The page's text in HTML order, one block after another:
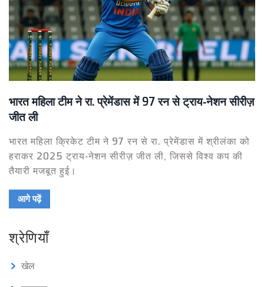
भारत महिला टीम ने रा. प्रेमेंडास में 97 रन से ट्राय‑नेशन सीरीज़
जीत ली
भारत महिला क्रिकेट टीम ने 97 रन से रा. प्रेमेंडास में श्रीलंका को
हराकर 2025 ट्राय‑नेशन सीरीज़ जीत ली, जिससे विश्व कप की
तैयारी मजबूत हुई।
आगे पढ़ें
श्रेणियाँ
खेल